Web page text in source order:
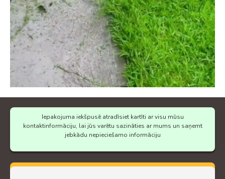
Iepakojuma iekšpusē atradīsiet kartīti ar visu mūsu
kontaktinformāciju, lai jūs varētu sazināties ar mums un saņemt
jebkādu nepieciešamo informāciju